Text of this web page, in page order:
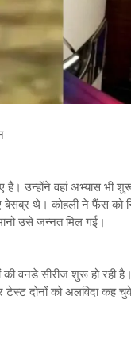
हैं। उन्होंने वहां अभ्यास भी
थे। कोहली ने फैंस को
उसे जन्नत मिल गई।
वनडे सीरीज शुरू हो रही
दोनों को अलविदा कह